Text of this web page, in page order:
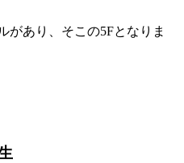
あり、そこの5Fとなりま